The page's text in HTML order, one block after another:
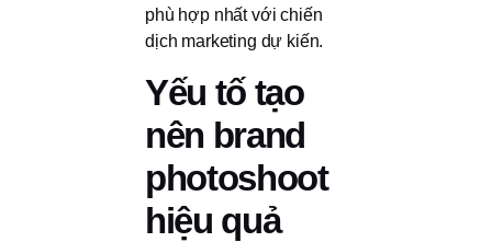
phù hợp nhất với chiến
dịch marketing dự kiến.
Yếu tố tạo
nên brand
photoshoot
hiệu quả